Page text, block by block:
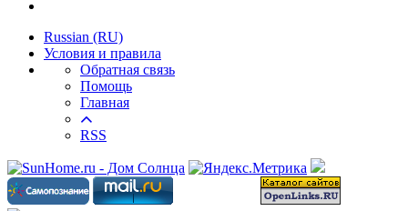
Russian (RU)
Условия и правила
Обратная связь
Помощь
Главная
RSS